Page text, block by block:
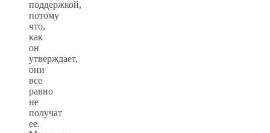
поддержкой,
потому
что,
как
он
утверждает,
они
все
равно
не
получат
ее.